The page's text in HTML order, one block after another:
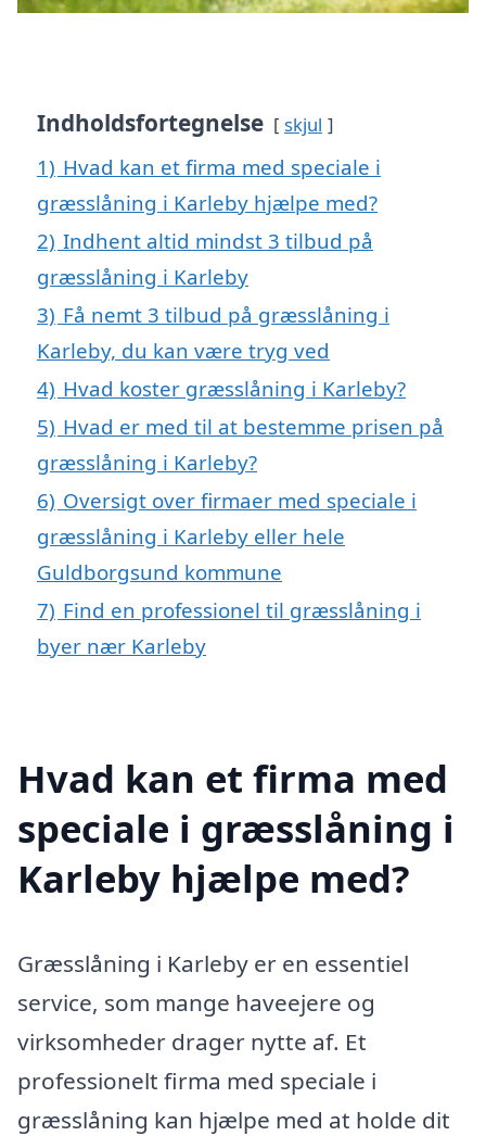
Indholdsfortegnelse skjul
1) Hvad kan et firma med speciale i
græsslåning i Karleby hjælpe med?
2) Indhent altid mindst 3 tilbud på
græsslåning i Karleby
3) Få nemt 3 tilbud på græsslåning i
Karleby, du kan være tryg ved
4) Hvad koster græsslåning i Karleby?
5) Hvad er med til at bestemme prisen på
græsslåning i Karleby?
6) Oversigt over firmaer med speciale i
græsslåning i Karleby eller hele
Guldborgsund kommune
7) Find en professionel til græsslåning i
byer nær Karleby
Hvad kan et firma med
speciale i græsslåning i
Karleby hjælpe med?
Græsslåning i Karleby er en essentiel
service, som mange haveejere og
virksomheder drager nytte af. Et
professionelt firma med speciale i
græsslåning kan hjælpe med at holde dit